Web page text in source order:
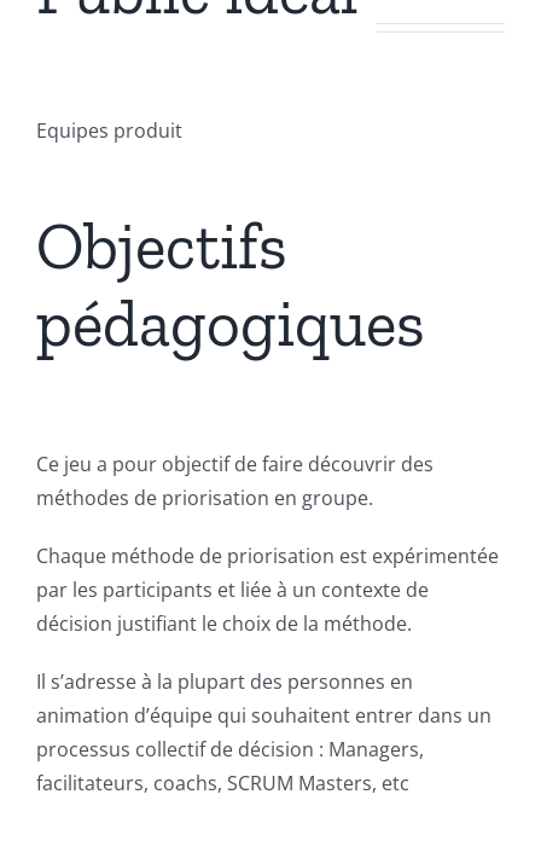
Equipes produit
Objectifs
pédagogiques
Ce jeu a pour objectif de faire découvrir des
méthodes de priorisation en groupe.
Chaque méthode de priorisation est expérimentée
par les participants et liée à un contexte de
décision justifiant le choix de la méthode.
Il s’adresse à la plupart des personnes en
animation d’équipe qui souhaitent entrer dans un
processus collectif de décision : Managers,
facilitateurs, coachs, SCRUM Masters, etc